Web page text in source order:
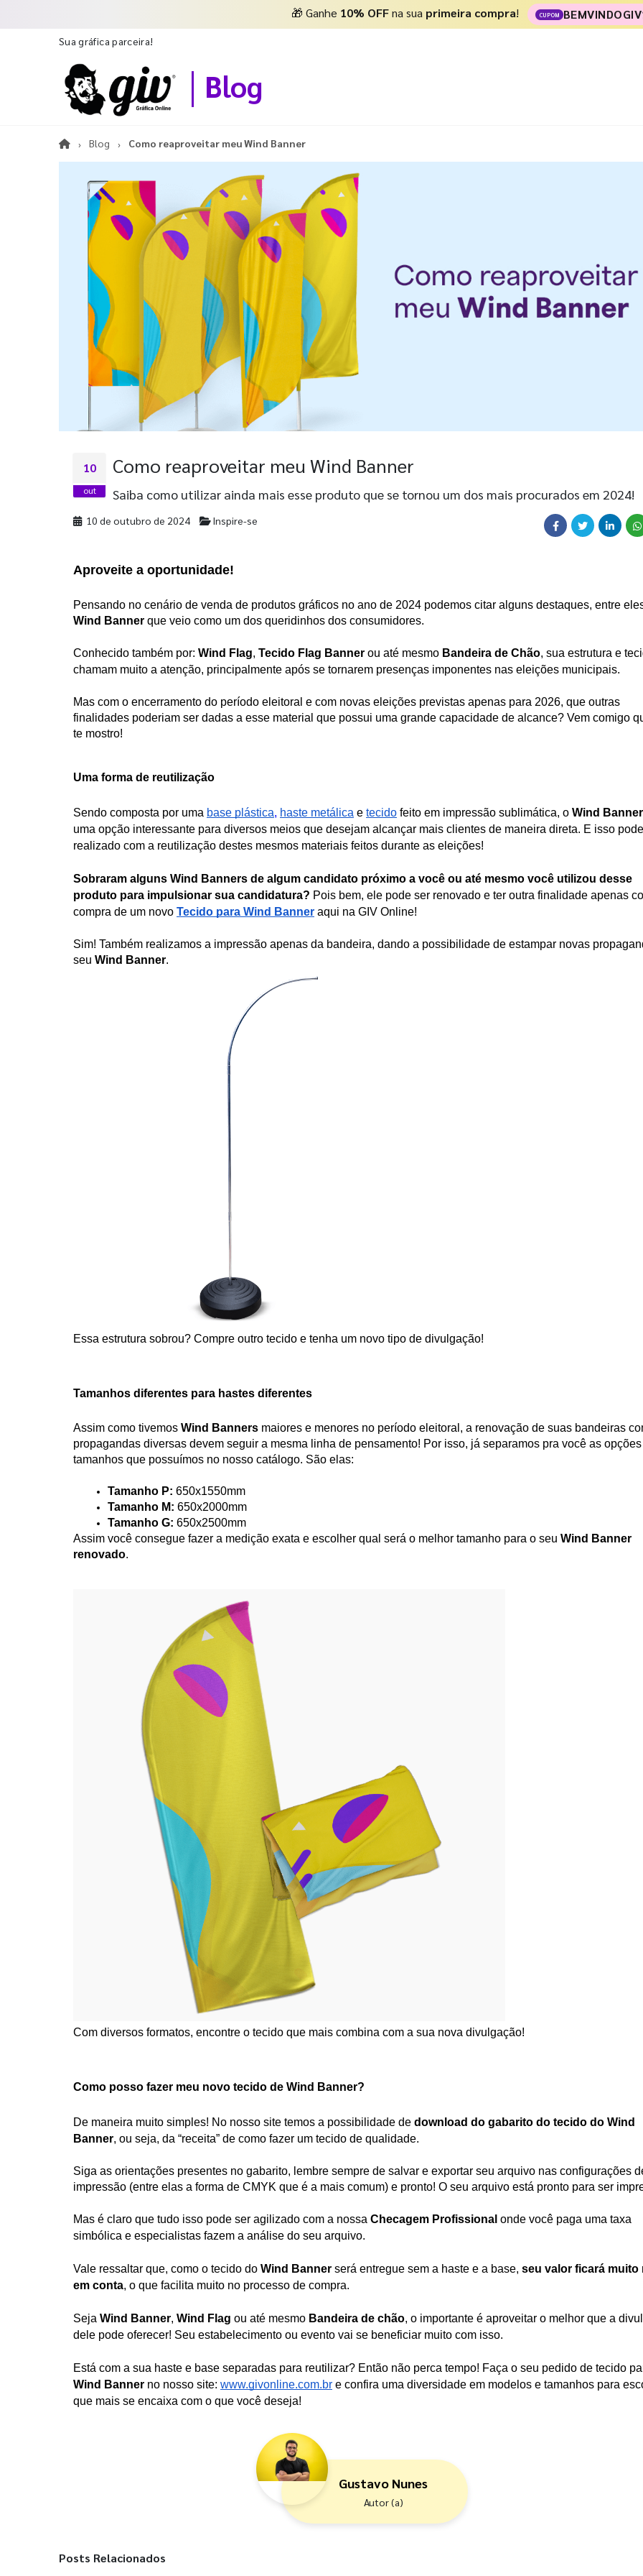
🎁 Ganhe 10% OFFna sua primeira compra! CUPOM
Sua gráfica parceira!
Blog
Blog Como reaproveitar meu Wind Banner
10
out
Como reaproveitar meu Wind Banner
Saiba como utilizar ainda mais esse produto que se tornou um dos mais procurados em 2024!
10 de outubro de 2024 Inspire-se
Aproveite a oportunidade!
Wind Banner que veio como um dos queridinhos dos consumidores.
Conhecido também por: Wind Flag, Tecido Flag Banner ou até mesmo Bandeira de Chão, sua estrutura e
chamam muito a atenção, principalmente após se tornarem presenças imponentes nas eleições municipais.
Mas com o encerramento do período eleitoral e com novas eleições previstas apenas para 2026, que outras
finalidades poderiam ser dadas a esse material que possui uma grande capacidade de alcance? Vem comigo
te mostro!
Uma forma de reutilização
Sendo composta por uma base plástica, haste metálica e tecido feito em impressão sublimática, o Wind Banner
uma opção interessante para diversos meios que desejam alcançar mais clientes de maneira direta. E isso
realizado com a reutilização destes mesmos materiais feitos durante as eleições!
Sobraram alguns Wind Banners de algum candidato próximo a você ou até mesmo você utilizou desse
produto para impulsionar sua candidatura? Pois bem, ele pode ser renovado e ter outra finalidade apenas
compra de um novo Tecido para Wind Banner aqui na GIV Online!
Sim! Também realizamos a impressão apenas da bandeira, dando a possibilidade de estampar novas
seu Wind Banner.
Essa estrutura sobrou? Compre outro tecido e tenha um novo tipo de divulgação!
Tamanhos diferentes para hastes diferentes
Assim como tivemos Wind Banners maiores e menores no período eleitoral, a renovação de suas bandeiras
propagandas diversas devem seguir a mesma linha de pensamento! Por isso, já separamos pra você as
tamanhos que possuímos no nosso catálogo. São elas:
Tamanho P: 650x1550mm
Tamanho M: 650x2000mm
Tamanho G: 650x2500mm
Assim você consegue fazer a medição exata e escolher qual será o melhor tamanho para o seu Wind Banner
renovado.
Com diversos formatos, encontre o tecido que mais combina com a sua nova divulgação!
Como posso fazer meu novo tecido de Wind Banner?
De maneira muito simples! No nosso site temos a possibilidade de download do gabarito do tecido do Wind
Banner, ou seja, da “receita” de como fazer um tecido de qualidade.
Siga as orientações presentes no gabarito, lembre sempre de salvar e exportar seu arquivo nas configurações
impressão (entre elas a forma de CMYK que é a mais comum) e pronto! O seu arquivo está pronto para ser
Mas é claro que tudo isso pode ser agilizado com a nossa Checagem Profissional onde você paga uma taxa
simbólica e especialistas fazem a análise do seu arquivo.
Vale ressaltar que, como o tecido do Wind Banner será entregue sem a haste e a base, seu valor ficará muito
em conta, o que facilita muito no processo de compra.
Seja Wind Banner, Wind Flag ou até mesmo Bandeira de chão, o importante é aproveitar o melhor que a
dele pode oferecer! Seu estabelecimento ou evento vai se beneficiar muito com isso.
Está com a sua haste e base separadas para reutilizar? Então não perca tempo! Faça o seu pedido de tecido
Wind Banner no nosso site: www.givonline.com.br e confira uma diversidade em modelos e tamanhos para
que mais se encaixa com o que você deseja!
Gustavo Nunes
Autor (a)
Posts Relacionados